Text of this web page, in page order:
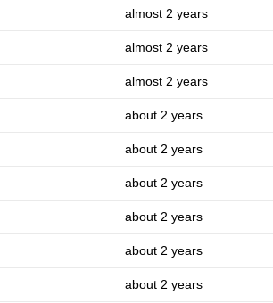
almost 2 years
almost 2 years
almost 2 years
about 2 years
about 2 years
about 2 years
about 2 years
about 2 years
about 2 years